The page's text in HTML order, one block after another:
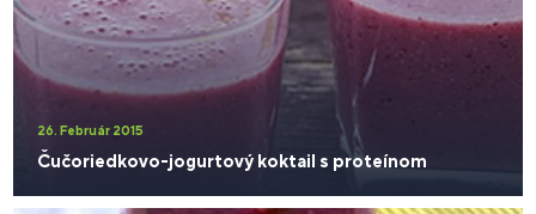
26. Február 2015
Čučoriedkovo-jogurtový koktail s proteínom